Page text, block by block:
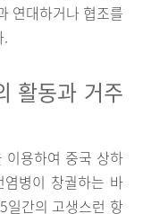
연대하거나 협조를
.
활동과 거주
용하여 중국 상하
병이 창궐하는 바
일간의 고생스런 항